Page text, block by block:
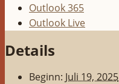
Outlook 365
Outlook Live
Details
Beginn: Juli 19, 2025